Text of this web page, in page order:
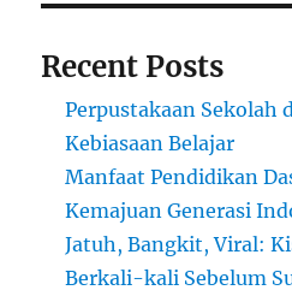
Recent Posts
Perpustakaan Sekolah
Kebiasaan Belajar
Manfaat Pendidikan
Kemajuan Generasi
Jatuh, Bangkit, Viral:
Berkali-kali Sebelum